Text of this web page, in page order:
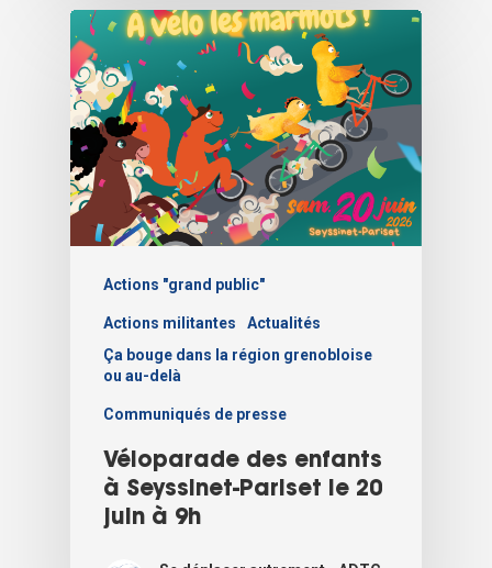
Actions "grand public"
Actions militantes
Actualités
Ça bouge dans la région grenobloise
ou au-delà
Communiqués de presse
Véloparade des enfants
à Seyssinet-Pariset le 20
juin à 9h